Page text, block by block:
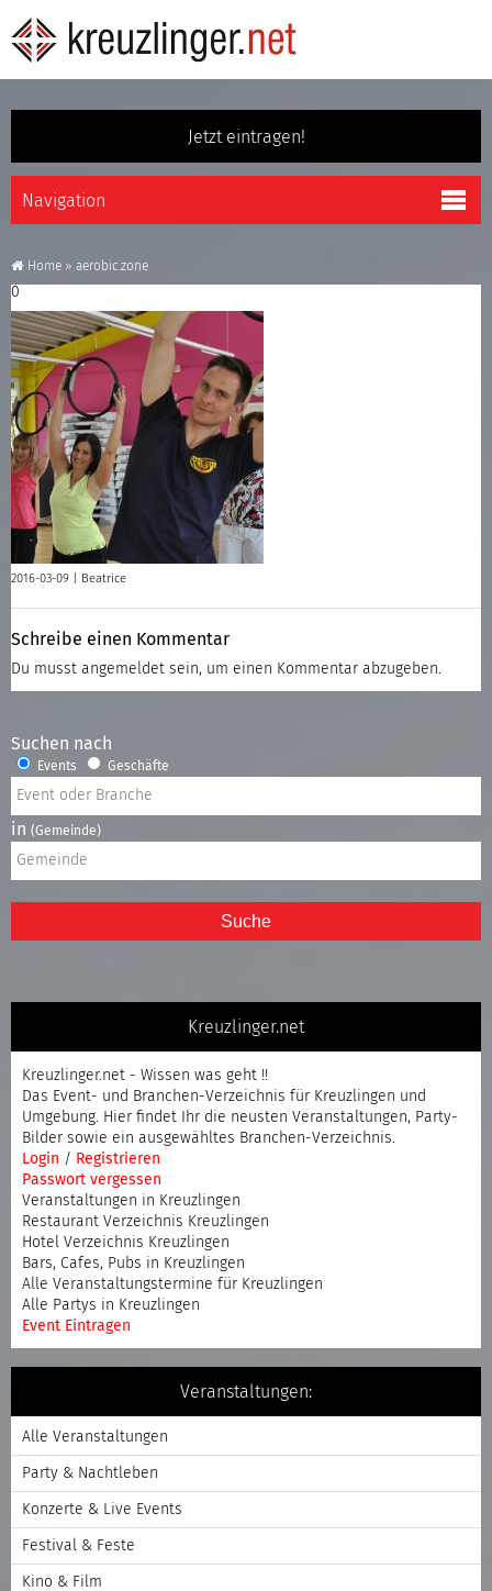
Jetzt eintragen!
Home » aerobic.zone
0
2016-03-09 | Beatrice
Schreibe einen Kommentar
Du musst angemeldet sein, um einen Kommentar abzugeben.
Suchen nach
Events Geschäfte
in (Gemeinde)
Suche
Kreuzlinger.net
Kreuzlinger.net - Wissen was geht !!
Das Event- und Branchen-Verzeichnis für Kreuzlingen und
Umgebung. Hier findet Ihr die neusten Veranstaltungen, Party-
Bilder sowie ein ausgewähltes Branchen-Verzeichnis.
Login / Registrieren
Passwort vergessen
Veranstaltungen in Kreuzlingen
Restaurant Verzeichnis Kreuzlingen
Hotel Verzeichnis Kreuzlingen
Bars, Cafes, Pubs in Kreuzlingen
Alle Veranstaltungstermine für Kreuzlingen
Alle Partys in Kreuzlingen
Event Eintragen
Veranstaltungen:
Alle Veranstaltungen
Party & Nachtleben
Konzerte & Live Events
Festival & Feste
Kino & Film